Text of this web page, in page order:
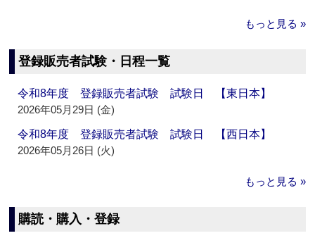
もっと見る »
登録販売者試験・日程一覧
令和8年度 登録販売者試験 試験日 【東日本】
2026年05月29日 (金)
令和8年度 登録販売者試験 試験日 【西日本】
2026年05月26日 (火)
もっと見る »
購読・購入・登録